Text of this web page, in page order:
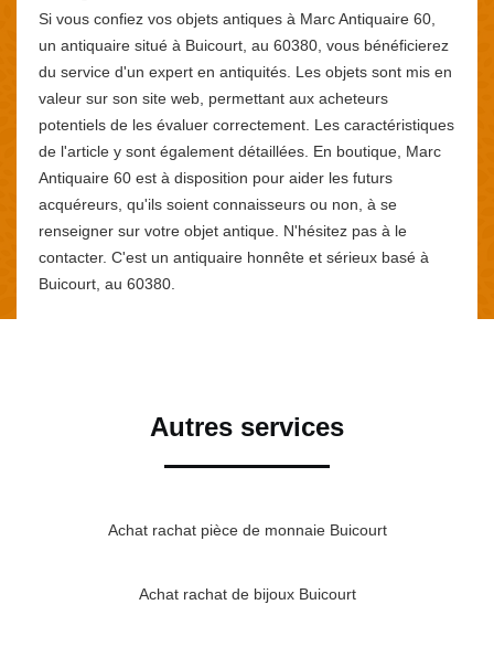
Si vous confiez vos objets antiques à Marc Antiquaire 60,
un antiquaire situé à Buicourt, au 60380, vous bénéficierez
du service d'un expert en antiquités. Les objets sont mis en
valeur sur son site web, permettant aux acheteurs
potentiels de les évaluer correctement. Les caractéristiques
de l'article y sont également détaillées. En boutique, Marc
Antiquaire 60 est à disposition pour aider les futurs
acquéreurs, qu'ils soient connaisseurs ou non, à se
renseigner sur votre objet antique. N'hésitez pas à le
contacter. C'est un antiquaire honnête et sérieux basé à
Buicourt, au 60380.
Autres services
Achat rachat pièce de monnaie Buicourt
Achat rachat de bijoux Buicourt